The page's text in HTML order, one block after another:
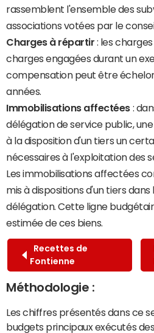
rassemblent l'ensemble des
associations votées par le
Charges à répartir : les
charges engagées durant un
compensation peut être
années.
Immobilisations affectées :
délégation de service public,
à la disposition d'un tiers un
nécessaires à l'exploitation des
Les immobilisations affectées
mis à dispositions d'un tiers
délégation. Cette ligne
estimée de ces biens.
Recettes de
Fontienne
Méthodologie :
Les chiffres présentés dans ce
budgets principaux exécutés